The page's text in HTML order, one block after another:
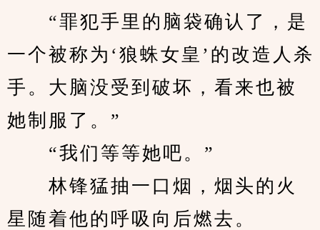
“罪犯手里的脑袋确认了，是
一个被称为‘狼蛛女皇’的改造人杀
手。大脑没受到破坏，看来也被
她制服了。”
“我们等等她吧。”
林锋猛抽一口烟，烟头的火
星随着他的呼吸向后燃去。